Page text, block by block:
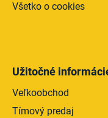
Všetko o cookies
Užitočné
Veľkoobchod
Tímový predaj